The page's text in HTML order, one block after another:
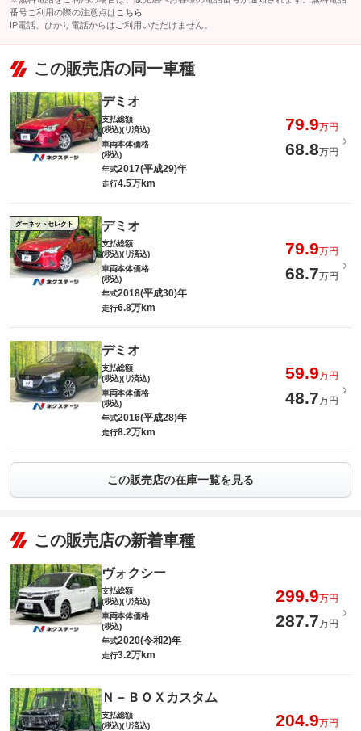
番号ご利用の際の注意点は こちら
IP電話、ひかり電話からはご利用いただけません。
この販売店の同一車種
デミオ
支払総額
(税込)(リ済込)
79.9万円
車両本体価格
(税込)
68.8万円
年式2017(平成29)年
走行4.5万km
グーネットセレクト デミオ
支払総額
(税込)(リ済込)
79.9万円
車両本体価格
(税込)
68.7万円
年式2018(平成30)年
走行6.8万km
デミオ
支払総額
(税込)(リ済込)
59.9万円
車両本体価格
(税込)
48.7万円
年式2016(平成28)年
走行8.2万km
この販売店の在庫一覧を見る
この販売店の新着車種
ヴォクシー
支払総額
(税込)(リ済込)
299.9万円
車両本体価格
(税込)
287.7万円
年式2020(令和2)年
走行3.2万km
Ｎ－ＢＯＸカスタム
支払総額
(税込)(リ済込)
204.9万円